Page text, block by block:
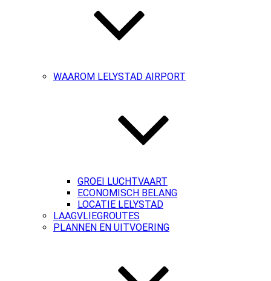
WAAROM LELYSTAD AIRPORT
GROEI LUCHTVAART
ECONOMISCH BELANG
LOCATIE LELYSTAD
LAAGVLIEGROUTES
PLANNEN EN UITVOERING